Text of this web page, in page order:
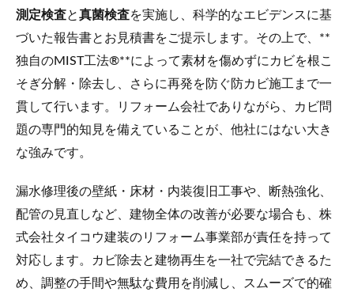
測定検査と 真菌検査を実施し、科学的なエビデンスに基
づいた報告書とお見積書をご提示します。その上で、**
独自のMIST工法®**によって素材を傷めずにカビを根こ
そぎ分解・除去し、さらに再発を防ぐ防カビ施工まで一
貫して行います。リフォーム会社でありながら、カビ問
題の専門的知見を備えていることが、他社にはない大き
な強みです。
漏水修理後の壁紙・床材・内装復旧工事や、断熱強化、
配管の見直しなど、建物全体の改善が必要な場合も、株
式会社タイコウ建装のリフォーム事業部が責任を持って
対応します。カビ除去と建物再生を一社で完結できるた
め、調整の手間や無駄な費用を削減し、スムーズで的確